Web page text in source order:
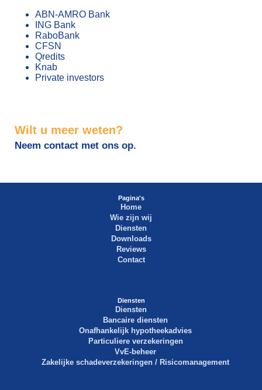
ABN-AMRO Bank
ING Bank
RaboBank
CFSN
Qredits
Knab
Private investors
Wilt u meer weten?
Neem contact met ons op.
Pagina's
Home
Wie zijn wij
Diensten
Downloads
Reviews
Contact
Diensten
Diensten
Bancaire diensten
Onafhankelijk hypotheekadvies
Particuliere verzekeringen
VvE-beheer
Zakelijke schadeverzekeringen / Risicomanagement